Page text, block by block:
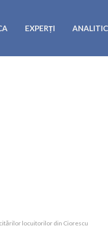
EXPERȚI
locuitorilor din Ciorescu